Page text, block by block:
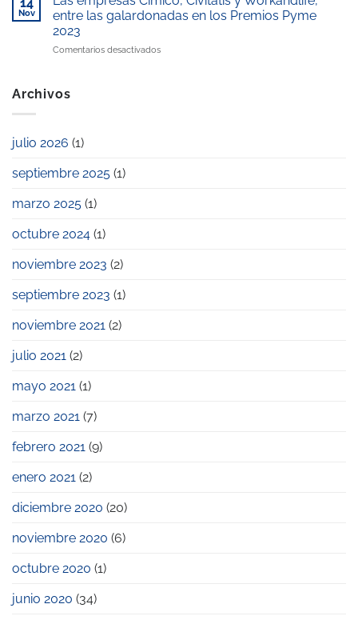
la
conciliación
familiar
2025
el
de
Nov
entre las galardonadas en los Premios Pyme
2023
Comentarios desactivadosen
Archivos
julio 2026 (1)
septiembre 2025 (1)
marzo 2025 (1)
octubre 2024 (1)
noviembre 2023 (2)
septiembre 2023 (1)
noviembre 2021 (2)
julio 2021 (2)
mayo 2021 (1)
marzo 2021 (7)
febrero 2021 (9)
enero 2021 (2)
diciembre 2020 (20)
noviembre 2020 (6)
octubre 2020 (1)
junio 2020 (34)